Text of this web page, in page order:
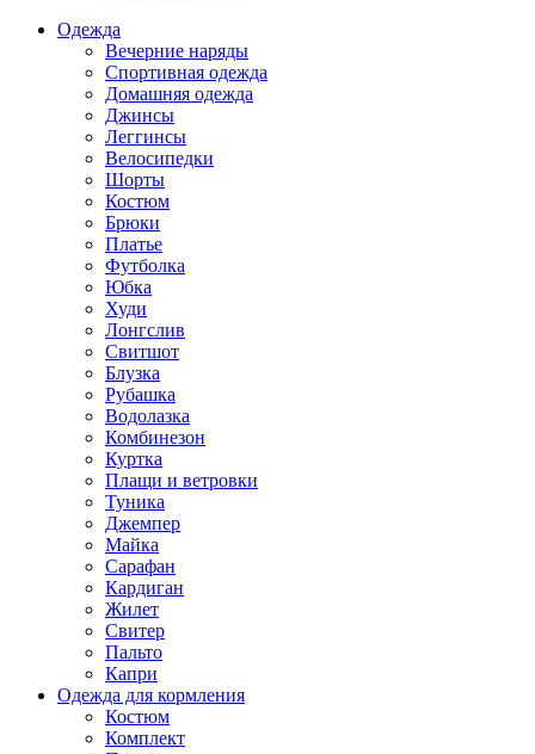
Одежда
Вечерние наряды
Спортивная одежда
Домашняя одежда
Джинсы
Леггинсы
Велосипедки
Шорты
Костюм
Брюки
Платье
Футболка
Юбка
Худи
Лонгслив
Свитшот
Блузка
Рубашка
Водолазка
Комбинезон
Куртка
Плащи и ветровки
Туника
Джемпер
Майка
Сарафан
Кардиган
Жилет
Свитер
Пальто
Капри
Одежда для кормления
Костюм
Комплект